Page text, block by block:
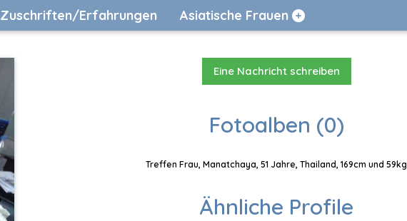
Zuschriften/Erfahrungen Asiatische Frauen
Eine Nachricht schreiben
Fotoalben (0)
Treffen Frau, Manatchaya, 51 Jahre, Thailand, 169cm und 59kg
Ähnliche Profile